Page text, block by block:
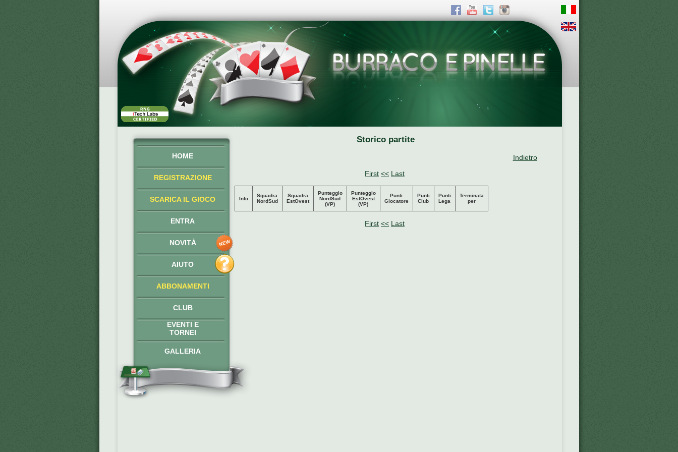
HOME
REGISTRAZIONE
SCARICA IL GIOCO
ENTRA
NOVITÀ
AIUTO
ABBONAMENTI
CLUB
EVENTI E
TORNEI
GALLERIA
Storico partite
Indietro
First << Last
Info
Squadra
NordSud
Squadra
EstOvest
Punteggio
NordSud
(VP)
Punteggio
EstOvest
(VP)
Punti
Giocatore
Punti
Club
Punti
Lega
Terminata
per
First << Last